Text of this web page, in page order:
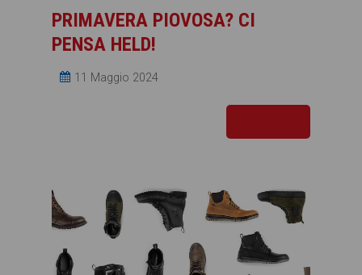
PRIMAVERA PIOVOSA? CI
PENSA HELD!
11 Maggio 2024